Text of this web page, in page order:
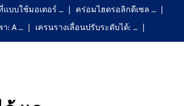
แบบใช้มอเตอร์ …
คร่อมไฮดรอลิกดีเซล …
: A … เครนรางเลื่อนปรับระดับได้: …